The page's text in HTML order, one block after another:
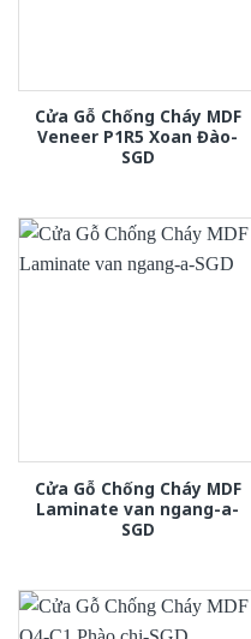
Cửa Gỗ Chống Cháy MDF
Veneer P1R5 Xoan Đào-
SGD
Cửa Gỗ Chống Cháy MDF
Laminate van ngang-a-
SGD